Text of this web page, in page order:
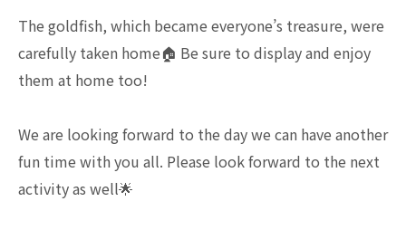
The goldfish, which became everyone’s treasure, were
carefully taken home🏠 Be sure to display and enjoy
them at home too!
We are looking forward to the day we can have another
fun time with you all. Please look forward to the next
activity as well🌟